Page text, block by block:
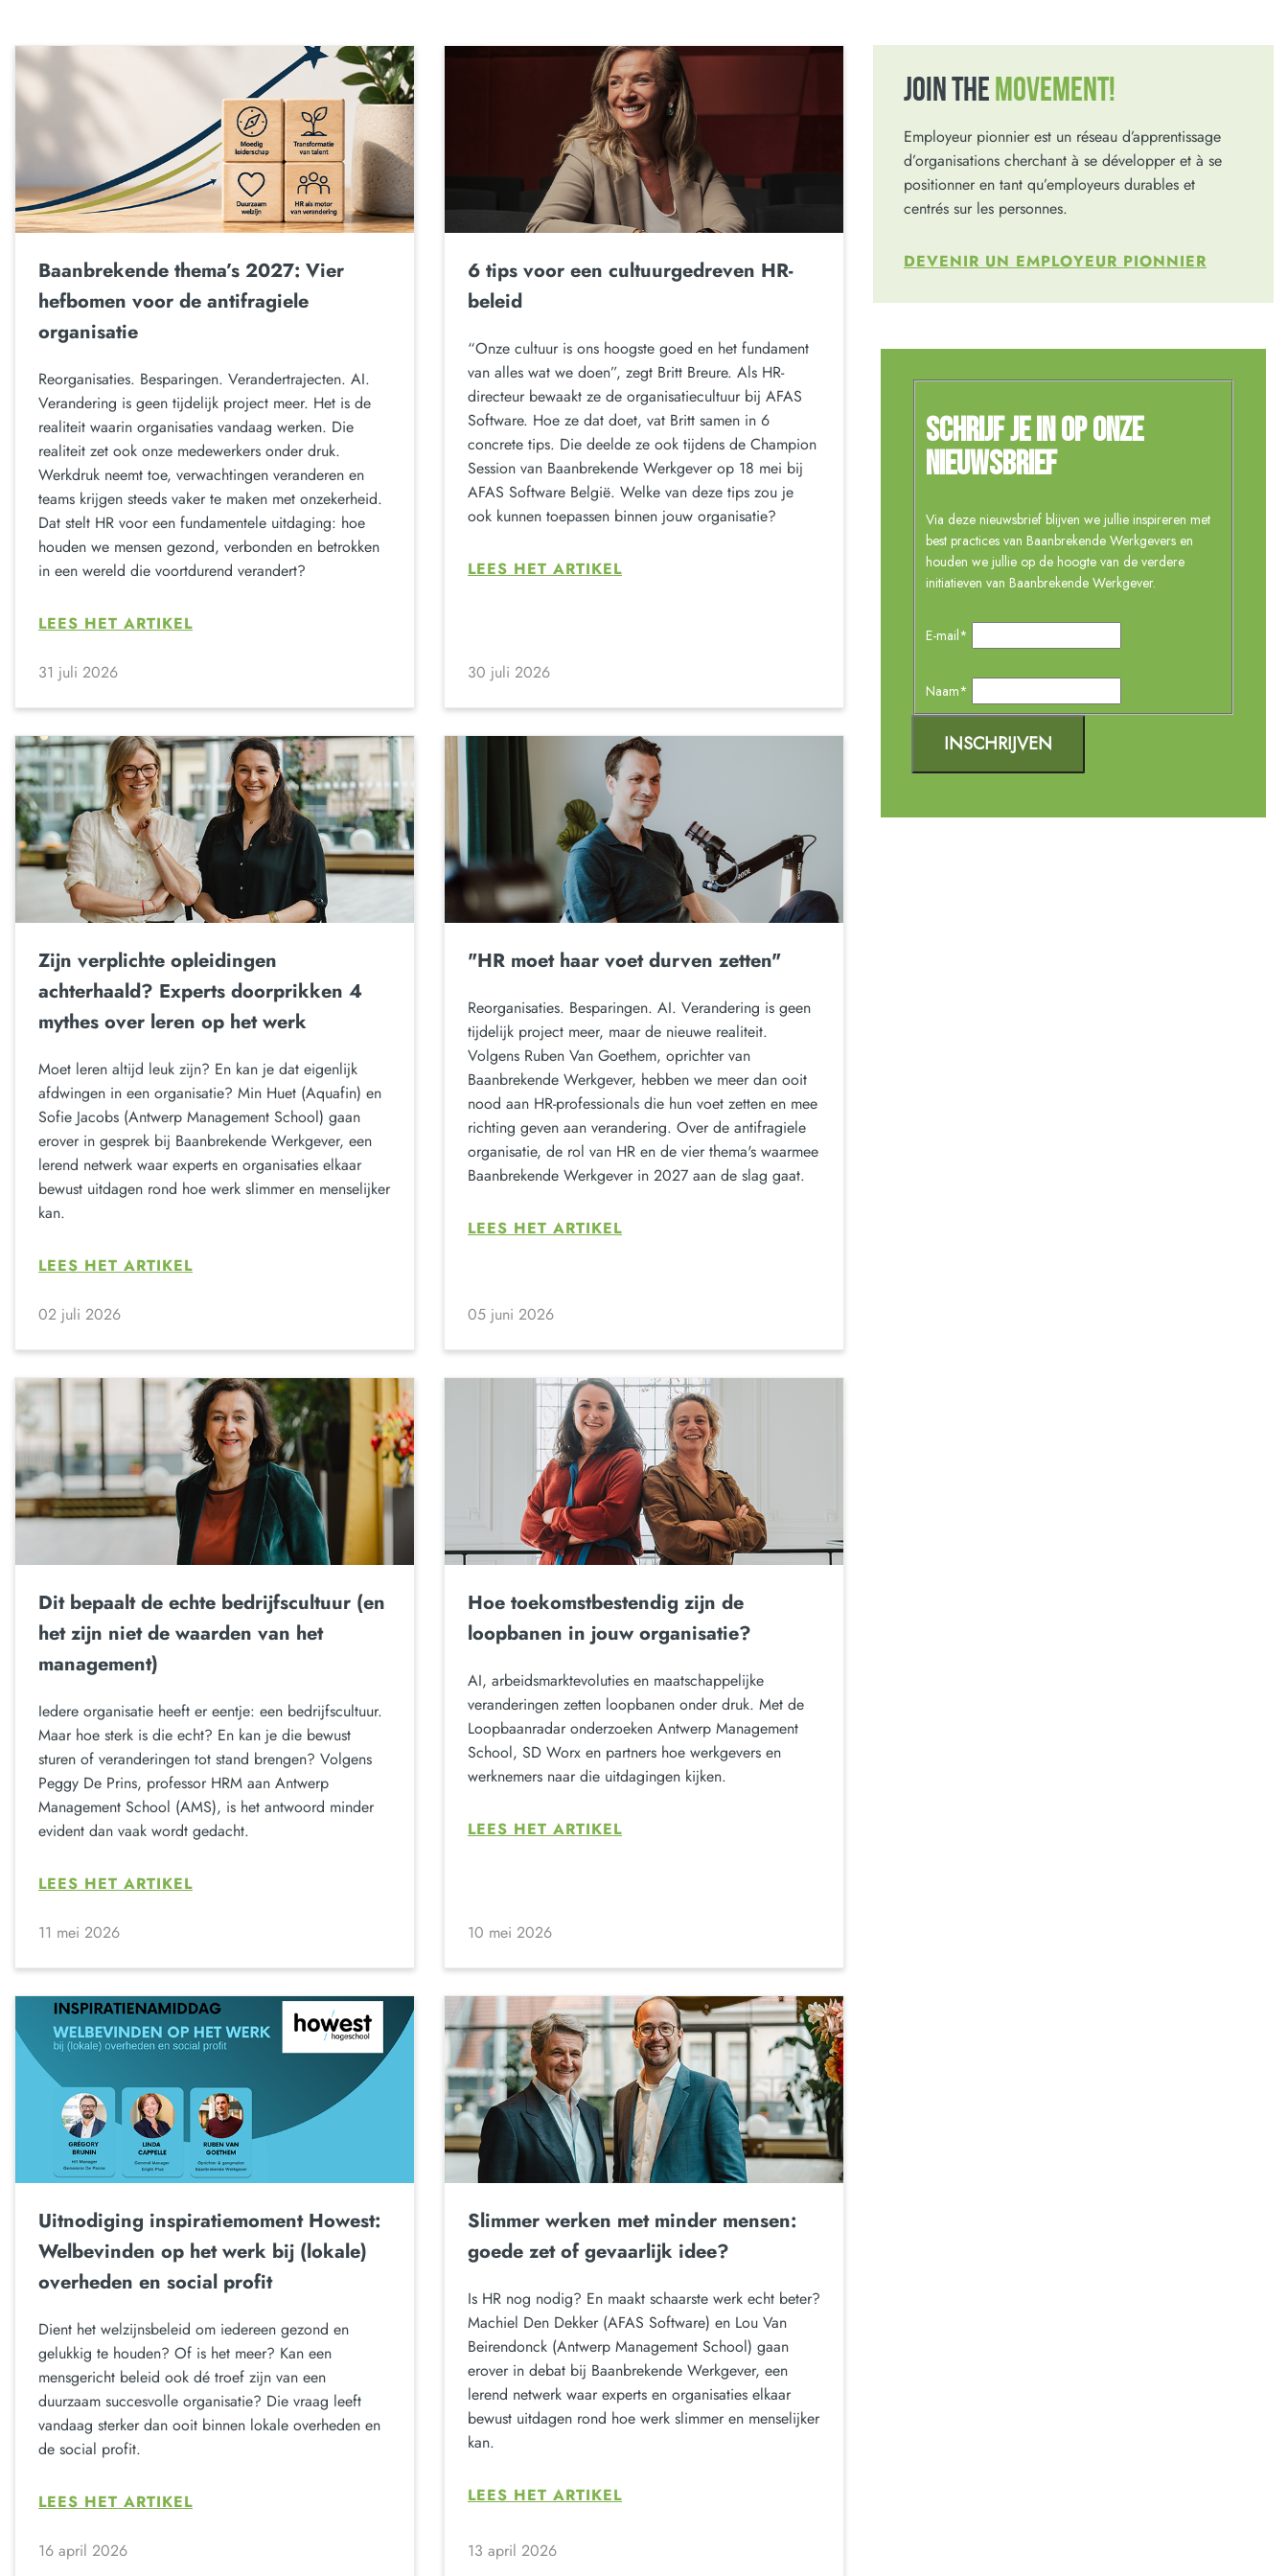
Baanbrekende thema’s 2027: Vier
hefbomen voor de antifragiele
organisatie
Reorganisaties. Besparingen. Verandertrajecten. AI.
Verandering is geen tijdelijk project meer. Het is de
realiteit waarin organisaties vandaag werken. Die
realiteit zet ook onze medewerkers onder druk.
Werkdruk neemt toe, verwachtingen veranderen en
teams krijgen steeds vaker te maken met onzekerheid.
Dat stelt HR voor een fundamentele uitdaging: hoe
houden we mensen gezond, verbonden en betrokken
in een wereld die voortdurend verandert?
LEES HET ARTIKEL
31 juli 2026
6 tips voor een cultuurgedreven HR-
beleid
“Onze cultuur is ons hoogste goed en het fundament
van alles wat we doen”, zegt Britt Breure. Als HR-
directeur bewaakt ze de organisatiecultuur bij AFAS
Software. Hoe ze dat doet, vat Britt samen in 6
concrete tips. Die deelde ze ook tijdens de Champion
Session van Baanbrekende Werkgever op 18 mei bij
AFAS Software België. Welke van deze tips zou je
ook kunnen toepassen binnen jouw organisatie?
LEES HET ARTIKEL
30 juli 2026
Zijn verplichte opleidingen
achterhaald? Experts doorprikken 4
mythes over leren op het werk
Moet leren altijd leuk zijn? En kan je dat eigenlijk
afdwingen in een organisatie? Min Huet (Aquafin) en
Sofie Jacobs (Antwerp Management School) gaan
erover in gesprek bij Baanbrekende Werkgever, een
lerend netwerk waar experts en organisaties elkaar
bewust uitdagen rond hoe werk slimmer en menselijker
kan.
LEES HET ARTIKEL
02 juli 2026
"HR moet haar voet durven zetten"
Reorganisaties. Besparingen. AI. Verandering is geen
tijdelijk project meer, maar de nieuwe realiteit.
Volgens Ruben Van Goethem, oprichter van
Baanbrekende Werkgever, hebben we meer dan ooit
nood aan HR-professionals die hun voet zetten en mee
richting geven aan verandering. Over de antifragiele
organisatie, de rol van HR en de vier thema's waarmee
Baanbrekende Werkgever in 2027 aan de slag gaat.
LEES HET ARTIKEL
05 juni 2026
Dit bepaalt de echte bedrijfscultuur (en
het zijn niet de waarden van het
management)
Iedere organisatie heeft er eentje: een bedrijfscultuur.
Maar hoe sterk is die echt? En kan je die bewust
sturen of veranderingen tot stand brengen? Volgens
Peggy De Prins, professor HRM aan Antwerp
Management School (AMS), is het antwoord minder
evident dan vaak wordt gedacht.
LEES HET ARTIKEL
11 mei 2026
Hoe toekomstbestendig zijn de
loopbanen in jouw organisatie?
AI, arbeidsmarktevoluties en maatschappelijke
veranderingen zetten loopbanen onder druk. Met de
Loopbaanradar onderzoeken Antwerp Management
School, SD Worx en partners hoe werkgevers en
werknemers naar die uitdagingen kijken.
LEES HET ARTIKEL
10 mei 2026
Uitnodiging inspiratiemoment Howest:
Welbevinden op het werk bij (lokale)
overheden en social profit
Dient het welzijnsbeleid om iedereen gezond en
gelukkig te houden? Of is het meer? Kan een
mensgericht beleid ook dé troef zijn van een
duurzaam succesvolle organisatie? Die vraag leeft
vandaag sterker dan ooit binnen lokale overheden en
de social profit.
LEES HET ARTIKEL
16 april 2026
Slimmer werken met minder mensen:
goede zet of gevaarlijk idee?
Is HR nog nodig? En maakt schaarste werk echt beter?
Machiel Den Dekker (AFAS Software) en Lou Van
Beirendonck (Antwerp Management School) gaan
erover in debat bij Baanbrekende Werkgever, een
lerend netwerk waar experts en organisaties elkaar
bewust uitdagen rond hoe werk slimmer en menselijker
kan.
LEES HET ARTIKEL
13 april 2026
JOIN THE MOVEMENT!
Employeur pionnier est un réseau d’apprentissage
d’organisations cherchant à se développer et à se
positionner en tant qu’employeurs durables et
centrés sur les personnes.
DEVENIR UN EMPLOYEUR PIONNIER